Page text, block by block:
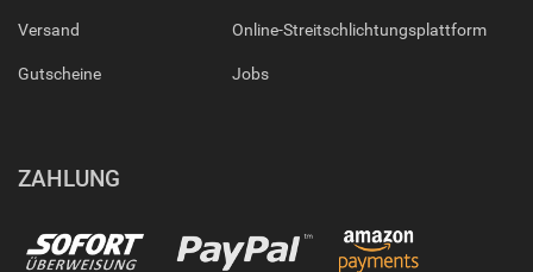
Versand
Gutscheine
Online-Streitschlichtungsplattform
Jobs
ZAHLUNG